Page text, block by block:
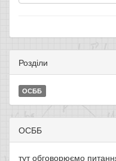
Розділи
ОСББ
ОСББ
тут обговорюємо